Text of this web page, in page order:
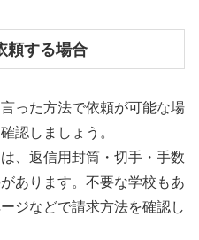
頼する場合
った方法で依頼が可能な場
認しましょう。
、返信用封筒・切手・手数
あります。不要な学校もあ
ジなどで請求方法を確認し